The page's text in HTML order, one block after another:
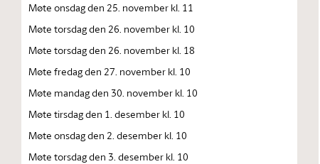
Møte onsdag den 25. november kl. 11
Møte torsdag den 26. november kl. 10
Møte torsdag den 26. november kl. 18
Møte fredag den 27. november kl. 10
Møte mandag den 30. november kl. 10
Møte tirsdag den 1. desember kl. 10
Møte onsdag den 2. desember kl. 10
Møte torsdag den 3. desember kl. 10